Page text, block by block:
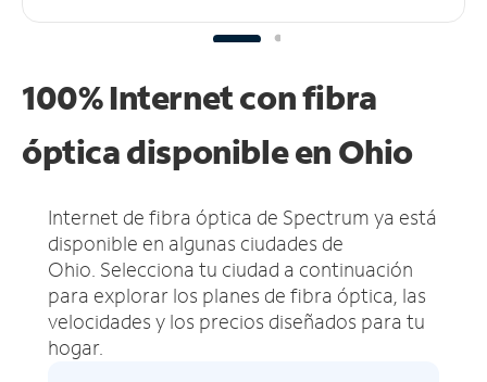
100% Internet con fibra
óptica disponible en Ohio
Internet de fibra óptica de Spectrum ya está
disponible en algunas ciudades de
Ohio. Selecciona tu ciudad a continuación
para explorar los planes de fibra óptica, las
velocidades y los precios diseñados para tu
hogar.